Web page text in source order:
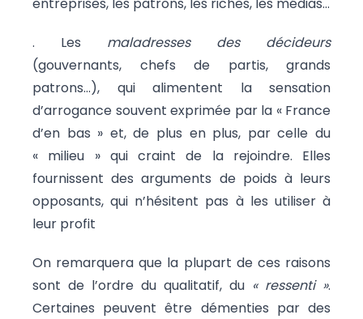
entreprises, les patrons, les riches, les médias…
. Les maladresses des décideurs
(gouvernants, chefs de partis, grands
patrons…), qui alimentent la sensation
d’arrogance souvent exprimée par la « France
d’en bas » et, de plus en plus, par celle du
« milieu » qui craint de la rejoindre. Elles
fournissent des arguments de poids à leurs
opposants, qui n’hésitent pas à les utiliser à
leur profit
On remarquera que la plupart de ces raisons
sont de l’ordre du qualitatif, du « ressenti ».
Certaines peuvent être démenties par des